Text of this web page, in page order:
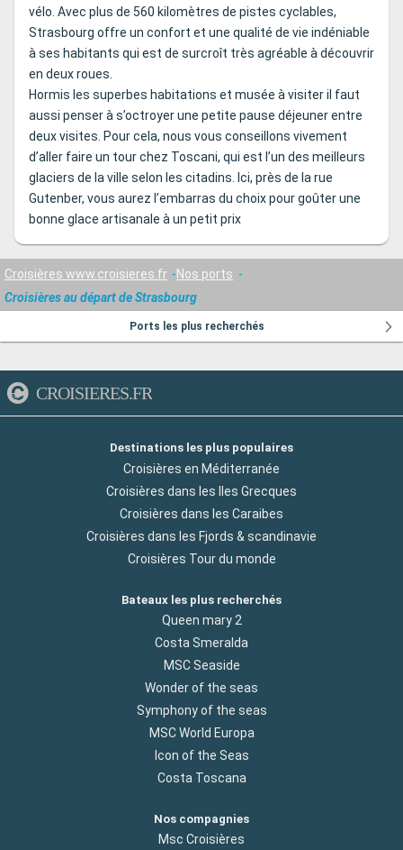
vélo. Avec plus de 560 kilomètres de pistes cyclables,
Strasbourg offre un confort et une qualité de vie indéniable
à ses habitants qui est de surcroît très agréable à découvrir
en deux roues.
Hormis les superbes habitations et musée à visiter il faut
aussi penser à s’octroyer une petite pause déjeuner entre
deux visites. Pour cela, nous vous conseillons vivement
d’aller faire un tour chez Toscani, qui est l’un des meilleurs
glaciers de la ville selon les citadins. Ici, près de la rue
Gutenber, vous aurez l’embarras du choix pour goûter une
bonne glace artisanale à un petit prix
Croisières www.croisieres.fr
Nos ports
Croisières au départ de Strasbourg
Ports les plus recherchés
CROISIERES.FR
Destinations les plus populaires
Croisières en Méditerranée
Croisières dans les Iles Grecques
Croisières dans les Caraibes
Croisières dans les Fjords & scandinavie
Croisières Tour du monde
Bateaux les plus recherchés
Queen mary 2
Costa Smeralda
MSC Seaside
Wonder of the seas
Symphony of the seas
MSC World Europa
Icon of the Seas
Costa Toscana
Nos compagnies
Msc Croisières